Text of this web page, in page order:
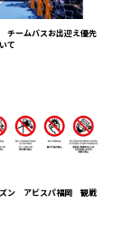
チームバスお出迎え優先
て
ズン アビスパ福岡 観戦